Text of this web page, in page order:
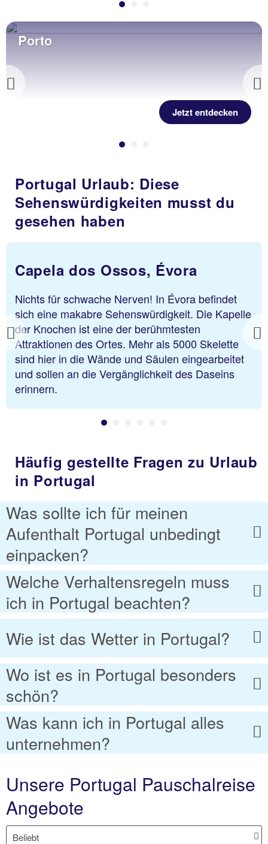
Previous
Porto
Jetzt entdecken
Portugal Urlaub: Diese
Sehenswürdigkeiten musst du
gesehen haben
Previous
Capela dos Ossos, Évora
Nichts für schwache Nerven! In Évora befindet
sich eine makabre Sehenswürdigkeit. Die Kapelle
der Knochen ist eine der berühmtesten
Attraktionen des Ortes. Mehr als 5000 Skelette
sind hier in die Wände und Säulen eingearbeitet
und sollen an die Vergänglichkeit des Daseins
erinnern.
Häufig gestellte Fragen zu Urlaub
in Portugal
Was sollte ich für meinen
Aufenthalt Portugal unbedingt
einpacken?
Welche Verhaltensregeln muss
ich in Portugal beachten?
Wie ist das Wetter in Portugal?
Wo ist es in Portugal besonders
schön?
Was kann ich in Portugal alles
unternehmen?
Unsere Portugal Pauschalreise
Angebote